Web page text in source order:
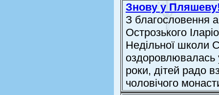
Знову у
З благословення
Острозького
Недільної школи
оздоровлювалась
роки, дітей радо
чоловічого